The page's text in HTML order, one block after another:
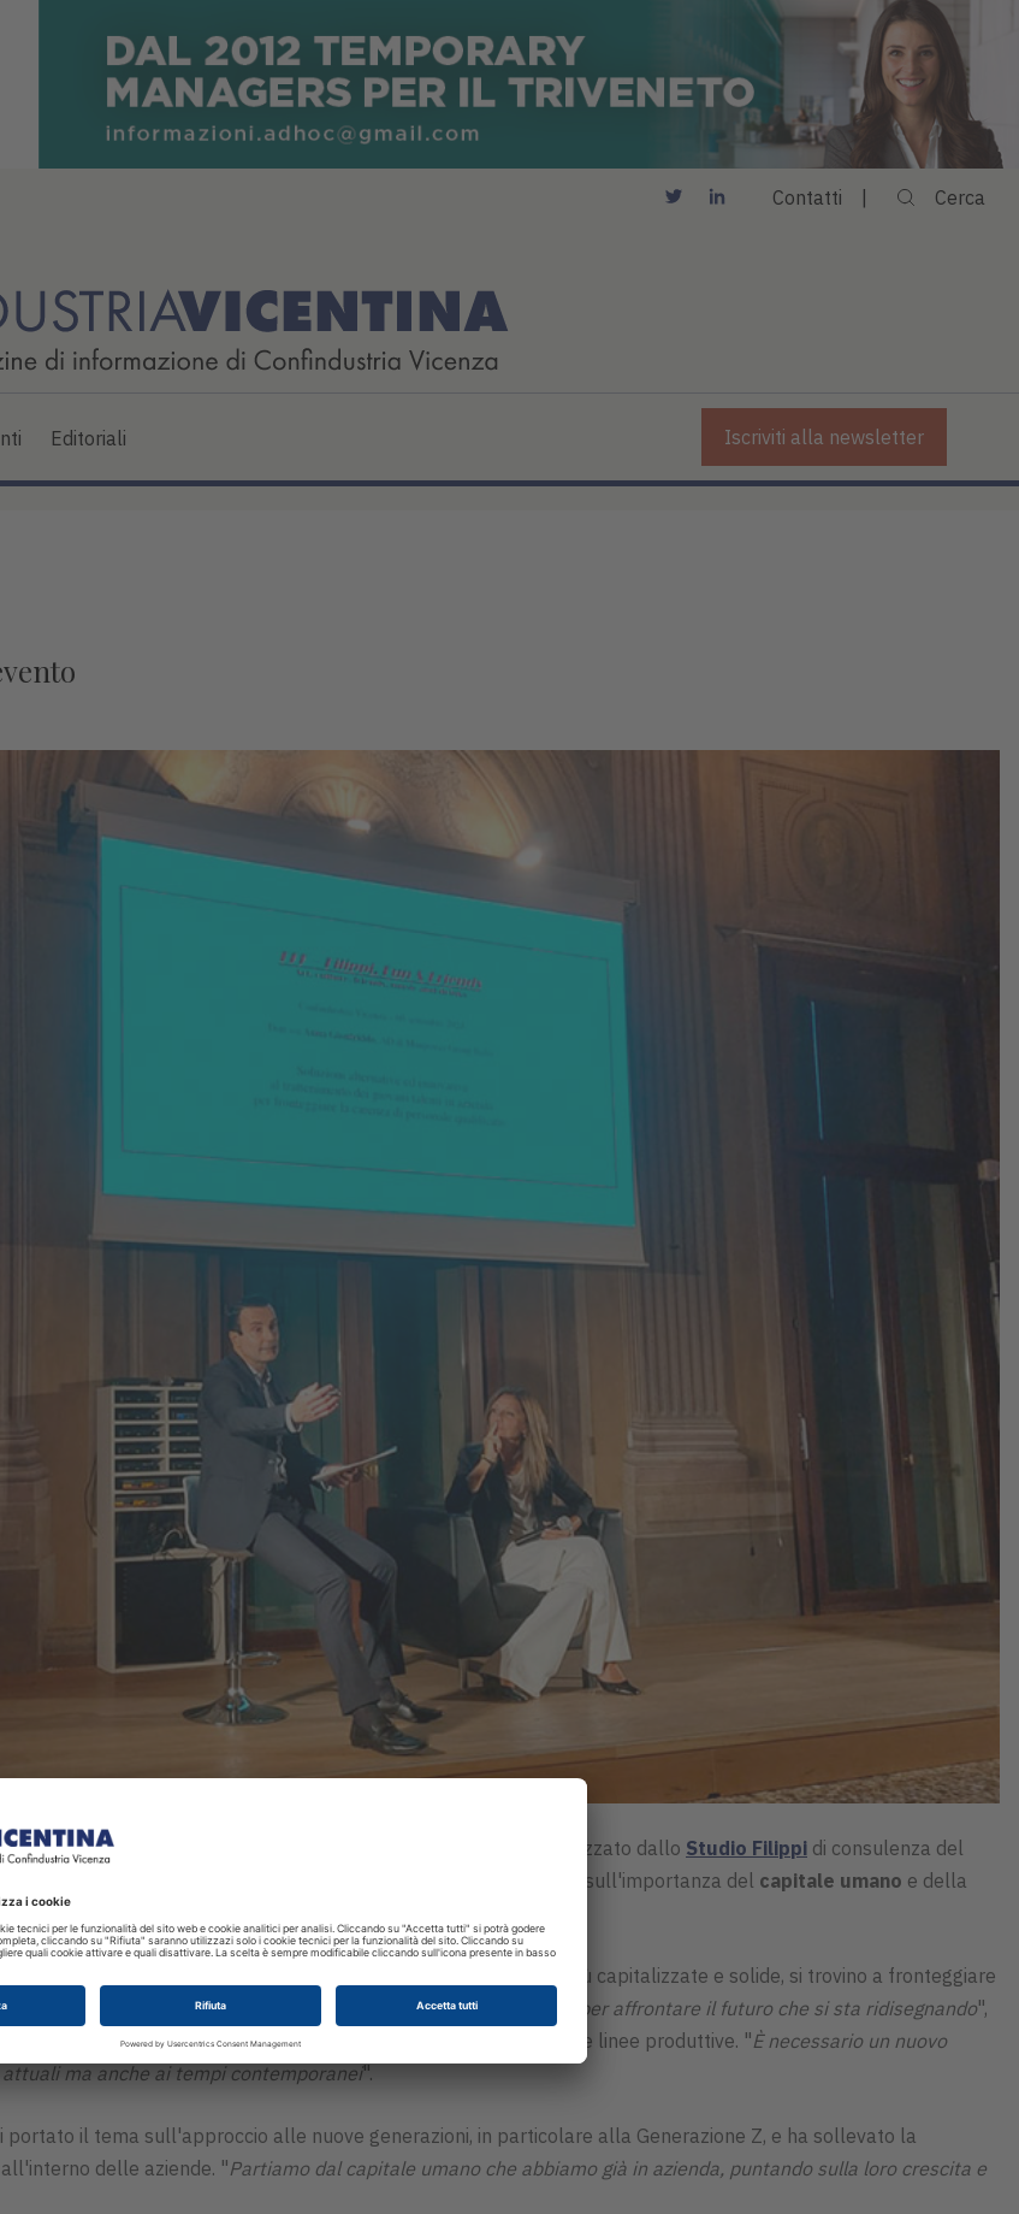
Contatti Cerca
Editoriali Iscriviti alla newsletter
2024, l'evento " ", un incontro organizzato dallo Studio Filippi di consulenza del
piccole e medie imprese (PMI) italiane, con un focus particolare sull'importanza del capitale umano e della
ha evidenziato come le aziende locali, pur essendo oggi più capitalizzate e solide, si trovino a fronteggiare
si susseguono ogni sei mesi. " Le risorse umane sono essenziali per affrontare il futuro che si sta ridisegnando",
tecniche intermedie, necessarie per mantenere in funzione le linee produttive. "È necessario un nuovo
ma anche ai tempi contemporanei".
il tema sull'approccio alle nuove generazioni, in particolare alla Generazione Z, e ha sollevato la
delle aziende. "Partiamo dal capitale umano che abbiamo già in azienda, puntando sulla loro crescita e